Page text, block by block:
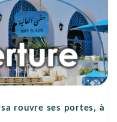
rouvre ses portes, à